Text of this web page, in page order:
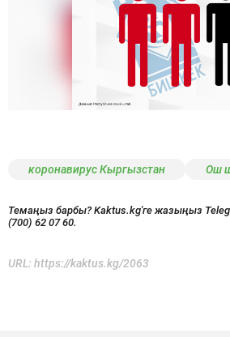
коронавирус Кыргызстан Ош
Темаңыз барбы? Kaktus.kg'ге жазыңыз
(700) 62 07 60.
URL: https://kaktus.kg/2063